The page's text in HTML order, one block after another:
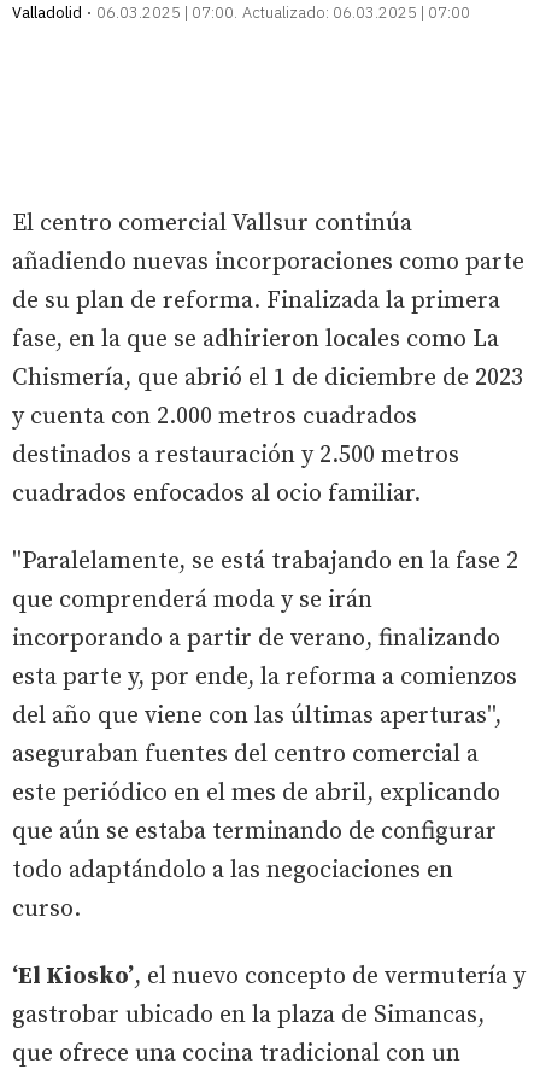
Valladolid
06.03.2025 | 07:00 Actualizado: 06.03.2025 | 07:00
El centro comercial Vallsur continúa
añadiendo nuevas incorporaciones como parte
de su plan de reforma. Finalizada la primera
fase, en la que se adhirieron locales como La
Chismería, que abrió el 1 de diciembre de 2023
y cuenta con 2.000 metros cuadrados
destinados a restauración y 2.500 metros
cuadrados enfocados al ocio familiar.
''Paralelamente, se está trabajando en la fase 2
que comprenderá moda y se irán
incorporando a partir de verano, finalizando
esta parte y, por ende, la reforma a comienzos
del año que viene con las últimas aperturas'',
aseguraban fuentes del centro comercial a
este periódico en el mes de abril, explicando
que aún se estaba terminando de configurar
todo adaptándolo a las negociaciones en
curso.
‘El Kiosko’, el nuevo concepto de vermutería y
gastrobar ubicado en la plaza de Simancas,
que ofrece una cocina tradicional con un